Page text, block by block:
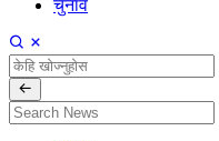
चुनाव